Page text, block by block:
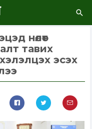
нөлөөт
тавих
эсэх